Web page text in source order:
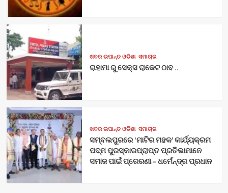
ଖବର ଉପାନ୍ତ ଓଡିଶା ସମାଚାର
ରାହାମା ରୁ ସେକ୍ସ ରାକେଟ ଠାବ ..
ଖବର ଉପାନ୍ତ ଓଡିଶା ସମାଚାର
ସମ୍ବଲପୁରରେ ‘ମାଟିର ମହକ’ କାର୍ଯ୍ୟକ୍ରମ
ପଦ୍ମ ପୁରସ୍କାରପ୍ରାପ୍ତ ପ୍ରତିଭାମାନେ
ସମାଜ ପାଇଁ ପ୍ରେରଣା – ଧର୍ମେନ୍ଦ୍ର ପ୍ରଧାନ